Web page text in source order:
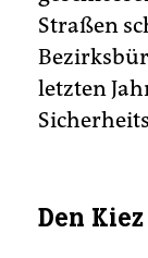
Straßen
letzten
Den